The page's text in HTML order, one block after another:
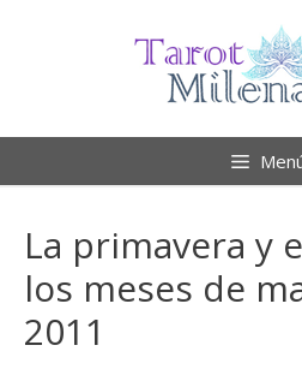
La primavera y
los meses de
2011